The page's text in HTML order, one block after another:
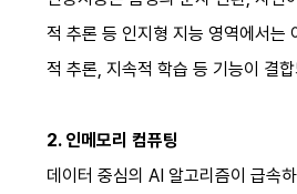
적 추론 등 인지형 지능 영역에서는
적 추론, 지속적 학습 등 기능이 결
2. 인메모리 컴퓨팅
데이터 중심의 AI 알고리즘이 급속